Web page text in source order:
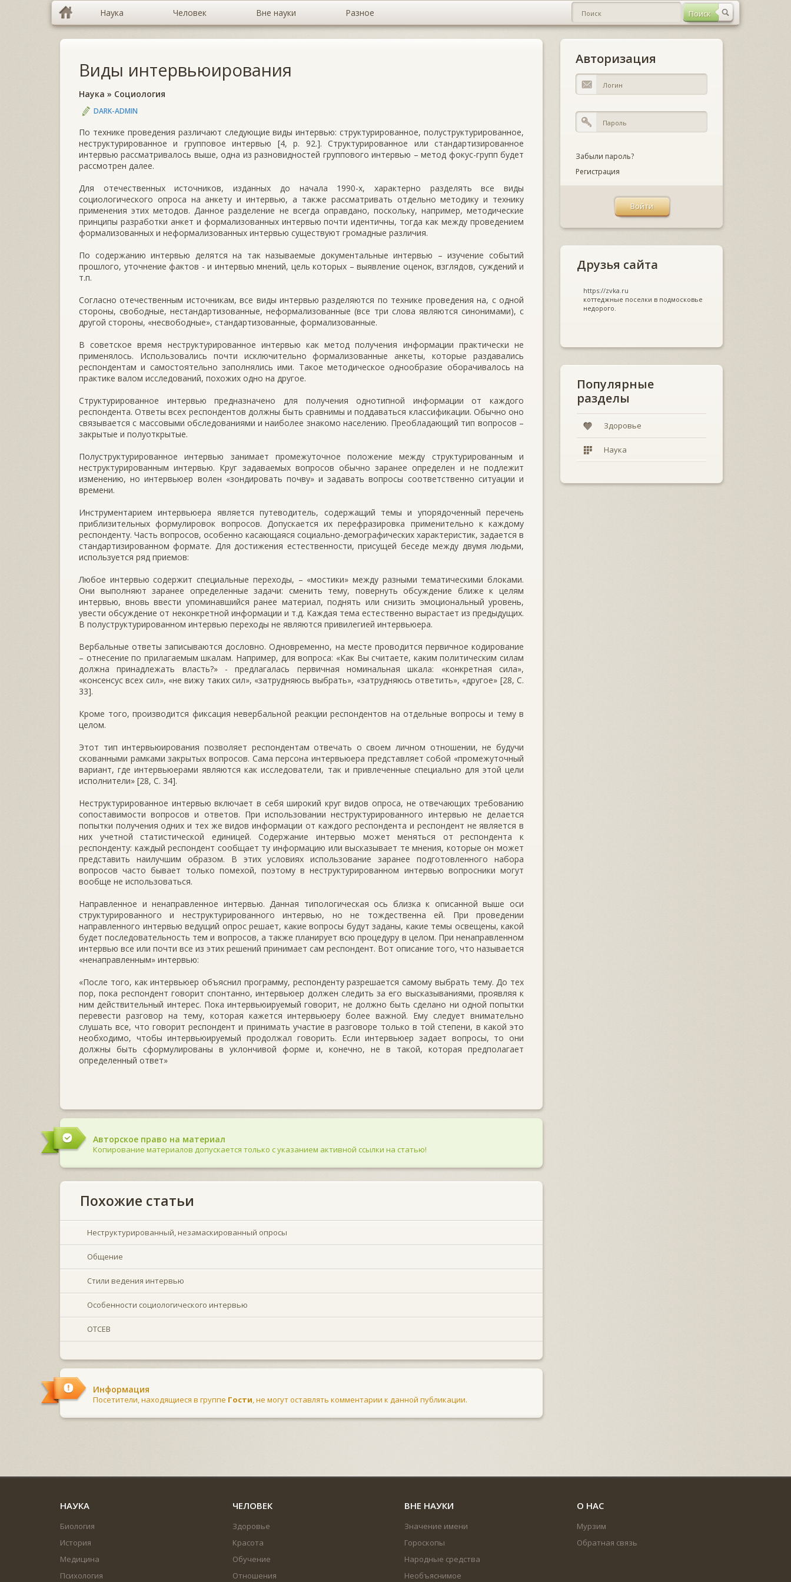
Наука Человек Вне науки Разное
Виды интервьюирования
Наука » Социология
DARK-ADMIN
По технике проведения различают следующие виды интервью: структурированное, полуструктурированное,
неструктурированное и групповое интервью [4, р. 92.]. Структурированное или стандартизированное
интервью рассматривалось выше, одна из разновидностей группового интервью – метод фокус-групп будет
рассмотрен далее.
Для отечественных источников, изданных до начала 1990-х, характерно разделять все виды
социологического опроса на анкету и интервью, а также рассматривать отдельно методику и технику
применения этих методов. Данное разделение не всегда оправдано, поскольку, например, методические
принципы разработки анкет и формализованных интервью почти идентичны, тогда как между проведением
формализованных и неформализованных интервью существуют громадные различия.
По содержанию интервью делятся на так называемые докумен­тальные интервью – изучение событий
прошлого, уточнение фактов - и интервью мнений, цель которых – выявление оценок, взглядов, суждений и
т.п.
Согласно отечественным источникам, все виды интервью разделяются по технике проведения на, с одной
стороны, свободные, нестандартизованные, неформализованные (все три слова являются синонимами), с
другой стороны, «несвободные», стандартизованные, формализованные.
В советское время неструктурированное интервью как метод получения информации практически не
применялось. Использовались почти исключительно формализованные анкеты, которые раздавались
респондентам и самостоятельно заполнялись ими. Такое методическое однообразие оборачивалось на
практике валом исследований, похожих одно на другое.
Структурированное интервью предназначено для получения однотипной информации от каждого
респондента. Ответы всех респондентов должны быть сравнимы и поддаваться классификации. Обычно оно
связывается с массовыми обследованиями и наиболее знакомо населению. Преобладающий тип вопросов –
закрытые и полуоткрытые.
Полуструктурированное интервью занимает промежу­точ­ное положение между структурированным и
неструктурированным интервью. Круг задаваемых вопросов обычно заранее определен и не подлежит
изменению, но интервьюер волен «зондировать почву» и задавать вопросы соответственно ситуации и
времени.
Инструментарием интервьюера является путеводитель, содержащий темы и упорядоченный перечень
приблизительных формулировок вопросов. Допускается их перефразировка применительно к каждому
респонденту. Часть вопросов, особенно касающаяся социально-демографических характеристик, задается в
стандартизированном формате. Для достижения естественности, присущей беседе между двумя людьми,
используется ряд приемов:
Любое интервью содержит специальные переходы, – «мостики» между разными тематическими блоками.
Они выполняют заранее определенные задачи: сменить тему, повернуть обсуждение ближе к целям
интервью, вновь ввести упоминавшийся ранее материал, поднять или снизить эмоциональный уровень,
увести обсуждение от неконкретной информации и т.д. Каждая тема естественно вырастает из предыдущих.
В полуструктурированном интервью переходы не являются привилегией интервьюера.
Вербальные ответы записываются дословно. Одновременно, на месте проводится первичное кодирование
– отнесение по прилагаемым шкалам. Например, для вопроса: «Как Вы считаете, каким политическим силам
должна принадлежать власть?» - предлагалась первичная номинальная шкала: «конкретная сила»,
«консенсус всех сил», «не вижу таких сил», «затрудняюсь выбрать», «затрудняюсь ответить», «другое» [28, С.
33].
Кроме того, производится фиксация невербальной реакции респондентов на отдельные вопросы и тему в
целом.
Этот тип интервьюирования позволяет респондентам отвечать о своем личном отношении, не будучи
скованными рамками закрытых вопросов. Сама персона интервьюера представляет собой «промежуточный
вариант, где интервьюерами являются как исследователи, так и привлеченные специально для этой цели
исполнители» [28, С. 34].
Неструктурированное интервью включает в себя широкий круг видов опроса, не отвечающих требованию
сопоставимости вопросов и ответов. При использовании неструктурированного интервью не делается
попытки получения одних и тех же видов информации от каждого респондента и респондент не является в
них учетной статистической единицей. Содержание интервью может меняться от респондента к
респонденту: каждый респондент сообщает ту информацию или высказывает те мнения, которые он может
представить наилучшим образом. В этих условиях использование заранее подготовленного набора
вопросов часто бывает только помехой, поэтому в неструктурированном интервью вопросники могут
вообще не использоваться.
Направленное и ненаправленное интервью. Данная типологическая ось близка к описанной выше оси
структурированного и неструктурированного интервью, но не тождественна ей. При проведении
направленного интервью ведущий опрос решает, какие вопросы будут заданы, какие темы освещены, какой
будет последовательность тем и вопросов, а также планирует всю процедуру в целом. При ненаправленном
интервью все или почти все из этих решений принимает сам респондент. Вот описание того, что называется
«ненаправленным» интервью:
«После того, как интервьюер объяснил программу, респонденту разрешается самому выбрать тему. До тех
пор, пока респондент говорит спонтанно, интервьюер должен следить за его высказываниями, проявляя к
ним действительный интерес. Пока интервьюируемый говорит, не должно быть сделано ни одной попытки
перевести разговор на тему, которая кажется интервьюеру более важной. Ему следует внимательно
слушать все, что говорит респондент и принимать участие в разговоре только в той степени, в какой это
необходимо, чтобы интервьюируемый продолжал говорить. Если интервьюер задает вопросы, то они
должны быть сформулированы в уклончивой форме и, конечно, не в такой, которая предполагает
определенный ответ»
Авторское право на материал
Копирование материалов допускается только с указанием активной ссылки на статью!
Похожие статьи
Неструктурированный, незамаскированный опросы
Общение
Стили ведения интервью
Особенности социологического интервью
ОТСЕВ
Информация
Посетители, находящиеся в группе Гости, не могут оставлять комментарии к данной публикации.
Авторизация
Забыли пароль?
Регистрация
Друзья сайта
https://zvka.ru
коттеджные поселки в подмосковье
недорого.
Популярные
разделы
Здоровье
Наука
НАУКА
Биология
История
Медицина
Психология
ЧЕЛОВЕК
Здоровье
Красота
Обучение
Отношения
ВНЕ НАУКИ
Значение имени
Гороскопы
Народные средства
Необъяснимое
О НАС
Мурзим
Обратная связь